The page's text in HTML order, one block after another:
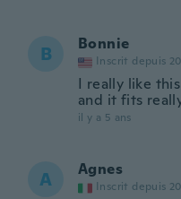
B Bonnie
Inscrit depuis
I really like
and it fits
il y a 5 ans
A Agnes
Inscrit depuis